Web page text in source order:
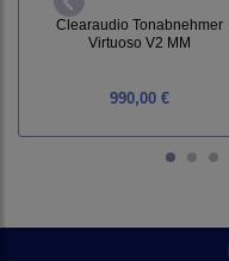
Clearaudio Tonabnehmer
Virtuoso V2 MM
990,00 €